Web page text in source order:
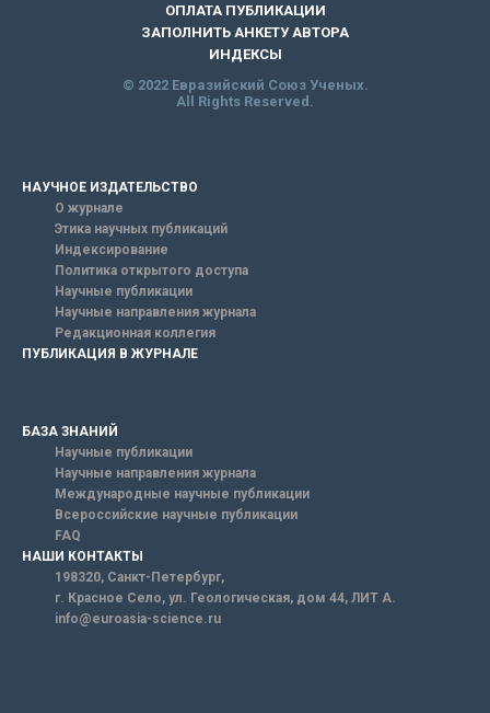
ОПЛАТА ПУБЛИКАЦИИ
ЗАПОЛНИТЬ АНКЕТУ АВТОРА
ИНДЕКСЫ
© 2022 Евразийский Союз Ученых.
All Rights Reserved.
НАУЧНОЕ ИЗДАТЕЛЬСТВО
О журнале
Этика научных публикаций
Индексирование
Политика открытого доступа
Научные публикации
Научные направления журнала
Редакционная коллегия
ПУБЛИКАЦИЯ В ЖУРНАЛЕ
БАЗА ЗНАНИЙ
Научные публикации
Научные направления журнала
Международные научные публикации
Всероссийские научные публикации
FAQ
НАШИ КОНТАКТЫ
198320, Санкт-Петербург,
г. Красное Село, ул. Геологическая, дом 44, ЛИТ А.
info@euroasia-science.ru